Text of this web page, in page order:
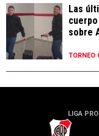
Las
sobre
TORNEO
LIGA